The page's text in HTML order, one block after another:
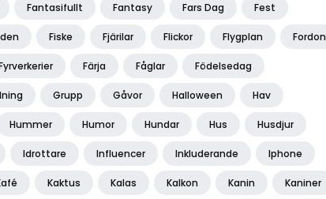
Fantasifullt Fantasy Fars Dag Fest
Fiske Fjärilar Flickor Flygplan Fordon
Färja Fåglar Födelsedag
Grupp Gåvor Halloween Hav
Hummer Humor Hundar Hus Husdjur
Idrottare Influencer Inkluderande Iphone
Kaktus Kalas Kalkon Kanin Kaniner